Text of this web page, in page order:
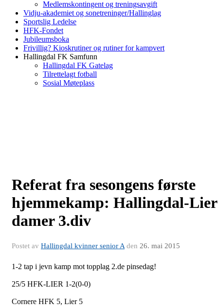
Medlemskontingent og treningsavgift
Vidju-akademiet og sonetreninger/Hallinglag
Sportslig Ledelse
HFK-Fondet
Jubileumsboka
Frivillig? Kioskrutiner og rutiner for kampvert
Hallingdal FK Samfunn
Hallingdal FK Gatelag
Tilrettelagt fotball
Sosial Møteplass
Referat fra sesongens første
hjemmekamp: Hallingdal-Lier
damer 3.div
Postet av Hallingdal kvinner senior A den 26. mai 2015
1-2 tap i jevn kamp mot topplag 2.de pinsedag!
25/5 HFK-LIER 1-2(0-0)
Cornere HFK 5, Lier 5